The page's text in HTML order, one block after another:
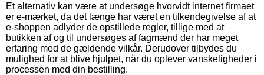
Et alternativ kan være at undersøge hvorvidt internet firmaet
er e-mærket, da det længe har været en tilkendegivelse af at
e-shoppen adlyder de opstillede regler, tillige med at
butikken af og til undersøges af fagmænd der har meget
erfaring med de gældende vilkår. Derudover tilbydes du
mulighed for at blive hjulpet, når du oplever vanskeligheder i
processen med din bestilling.